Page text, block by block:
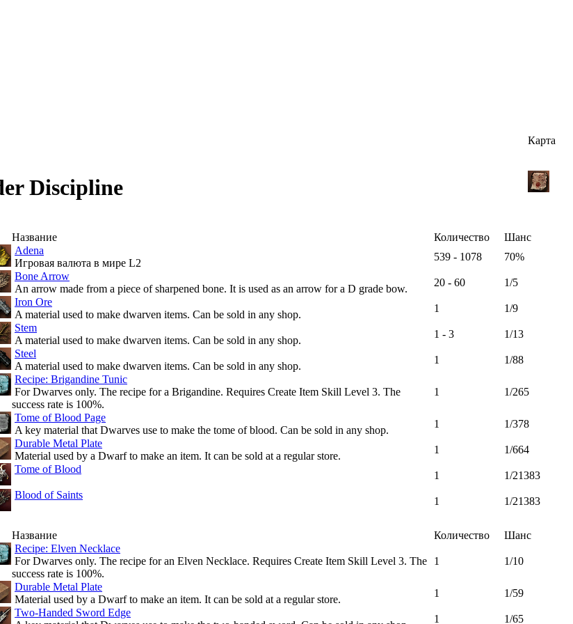
Карта
Discipline
Название Количество
Шанс
Adena
Игровая валюта в мире L2
539 - 1078
70%
Bone Arrow
An arrow made from a piece of sharpened bone. It is used as an arrow for a D grade bow.
20 - 60
1/5
Iron Ore
A material used to make dwarven items. Can be sold in any shop.
1
1/9
Stem
A material used to make dwarven items. Can be sold in any shop.
1 - 3
1/13
Steel
A material used to make dwarven items. Can be sold in any shop.
1
1/88
Recipe: Brigandine Tunic
For Dwarves only. The recipe for a Brigandine. Requires Create Item Skill Level 3. The
success rate is 100%.
1 1/265
Tome of Blood Page
A key material that Dwarves use to make the tome of blood. Can be sold in any shop.
1
1/378
Durable Metal Plate
Material used by a Dwarf to make an item. It can be sold at a regular store.
1
1/664
Tome of Blood
1
1/21383
Blood of Saints
1 1/21383
Название Количество
Шанс
Recipe: Elven Necklace
For Dwarves only. The recipe for an Elven Necklace. Requires Create Item Skill Level 3. The
success rate is 100%.
1 1/10
Durable Metal Plate
Material used by a Dwarf to make an item. It can be sold at a regular store.
1
1/59
Two-Handed Sword Edge
1 1/65